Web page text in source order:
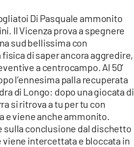
Di Pasquale ammonito
Il Vicenza prova a spegnere
sud bellissima con
fisica di saper ancora aggredire,
a centrocampo. Al 50’
l’ennesima palla recuperata
di Longo: dopo una giocata di
si ritrova a tu per tu con
e viene anche ammonito.
sulla conclusione dal dischetto
viene intercettata e bloccata in